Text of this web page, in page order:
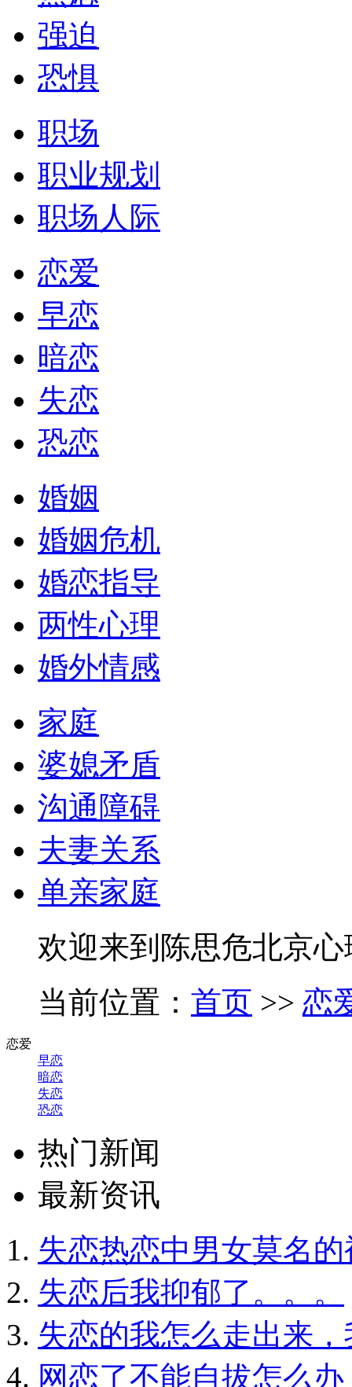
强迫
恐惧
职场
职业规划
职场人际
恋爱
早恋
暗恋
失恋
恐恋
婚姻
婚姻危机
婚恋指导
两性心理
婚外情感
家庭
婆媳矛盾
沟通障碍
夫妻关系
单亲家庭
欢迎来到陈思危北京
当前位置： 首页 >> 恋
恋爱
早恋
暗恋
失恋
恐恋
热门新闻
最新资讯
失恋热恋中男女莫名
失恋后我抑郁了。。。
失恋的我怎么走出来
网恋了不能自拔怎么办